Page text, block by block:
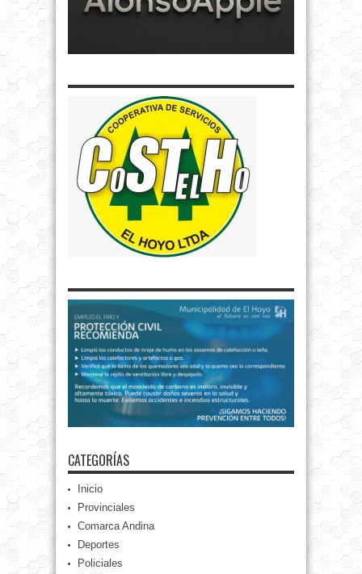
CATEGORÍAS
Inicio
Provinciales
Comarca Andina
Deportes
Policiales